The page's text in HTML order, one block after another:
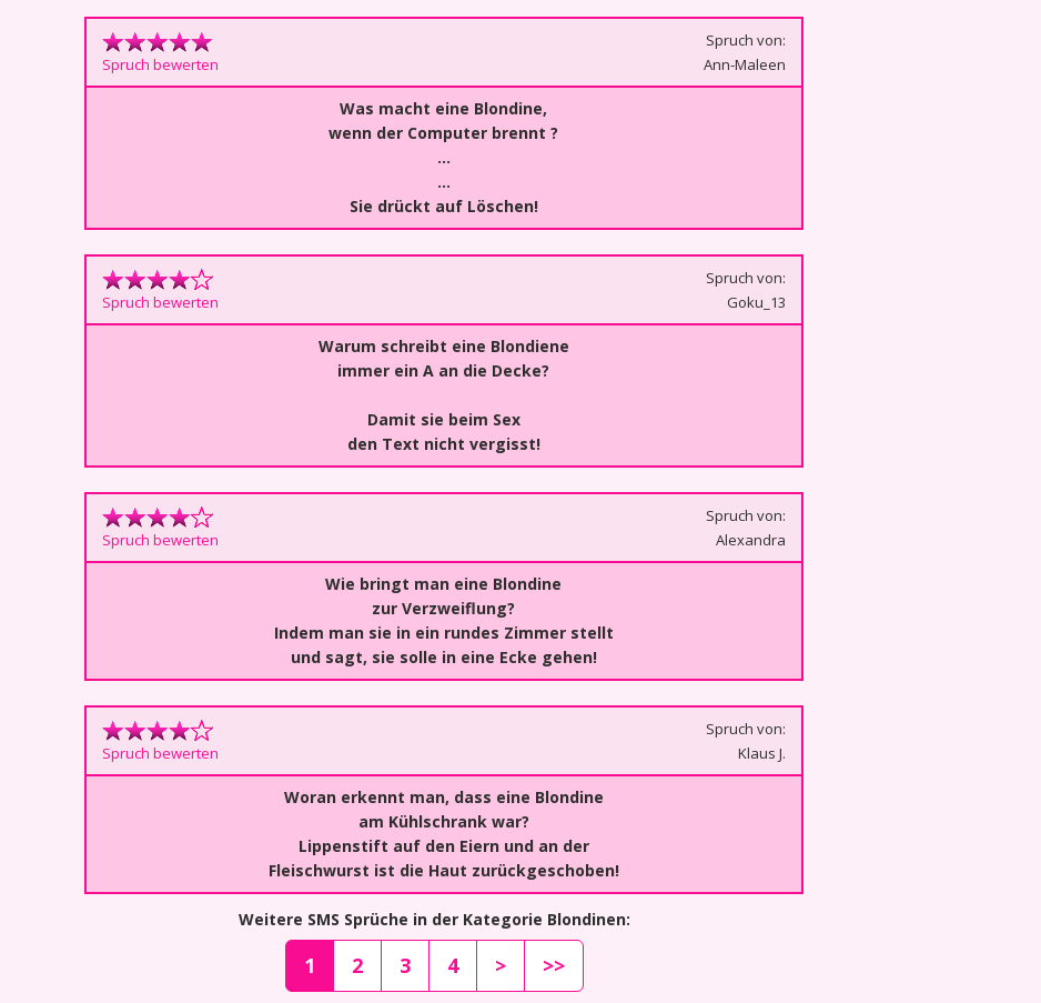
Spruch bewerten
Spruch von:
Ann-Maleen
Was macht eine Blondine,
wenn der Computer brennt ?
…
…
Sie drückt auf Löschen!
Spruch bewerten
Spruch von:
Goku_13
Warum schreibt eine Blondiene
immer ein A an die Decke?
Damit sie beim Sex
den Text nicht vergisst!
Spruch bewerten
Spruch von:
Alexandra
Wie bringt man eine Blondine
zur Verzweiflung?
Indem man sie in ein rundes Zimmer stellt
und sagt, sie solle in eine Ecke gehen!
Spruch bewerten
Spruch von:
Klaus J.
Woran erkennt man, dass eine Blondine
am Kühlschrank war?
Lippenstift auf den Eiern und an der
Fleischwurst ist die Haut zurückgeschoben!
Weitere SMS Sprüche in der Kategorie Blondinen:
1 2 3 4 > >>